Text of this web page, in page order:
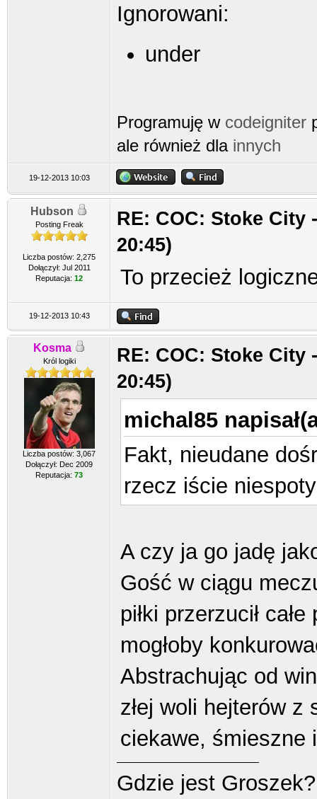
Ignorowani:
under
Programuję w codeigniter
ale również dla innych
19-12-2013 10:03
Hubson
Posting Freak
Liczba postów: 2,275
Dołączył: Jul 2011
Reputacja: 12
RE: COC: Stoke City
20:45)
To przecież
19-12-2013 10:43
Kosma
Król logiki
Liczba postów: 3,067
Dołączył: Dec 2009
Reputacja: 73
RE: COC: Stoke City
20:45)
michal85
Fakt, nieudane
rzecz iście
A czy ja go jadę
Gość w ciągu
piłki przerzucił
mogłoby
Abstrachując od
złej woli hejterów
ciekawe, śmieszne
Gdzie jest Groszek?